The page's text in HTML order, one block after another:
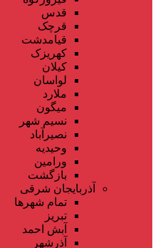
قدس
قرچک
قیامدشت
کهریزک
کیلان
لواسان
ملارد
میگون
نسیم شهر
نصیرآباد
وحیدیه
ورامین
بازگشت
آذربایجان شرقی
تمام شهر‌ها
تبریز
آبش احمد
آذرشهر